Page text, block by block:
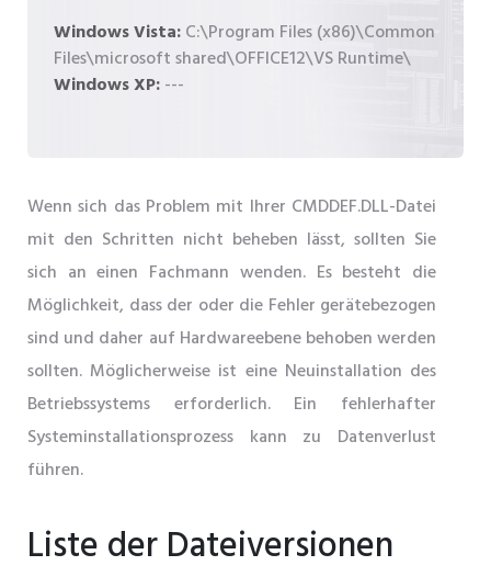
Windows Vista:C:\Program Files (x86)\Common
Files\microsoft shared\OFFICE12\VS Runtime\
Windows XP:---
Wenn sich das Problem mit Ihrer CMDDEF.DLL-Datei
mit den Schritten nicht beheben lässt, sollten Sie
sich an einen Fachmann wenden. Es besteht die
Möglichkeit, dass der oder die Fehler gerätebezogen
sind und daher auf Hardwareebene behoben werden
sollten. Möglicherweise ist eine Neuinstallation des
Betriebssystems erforderlich. Ein fehlerhafter
Systeminstallationsprozess kann zu Datenverlust
führen.
Liste der Dateiversionen